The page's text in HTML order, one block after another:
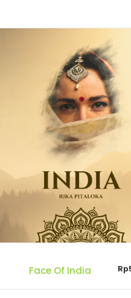
Face Of India Rp